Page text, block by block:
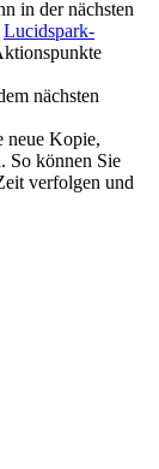
in der nächsten
Lucidspark-
nächsten
neue Kopie,
So können Sie
verfolgen und